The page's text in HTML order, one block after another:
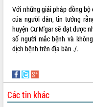
Với những giải pháp đồng
của người dân, tin tưởng
huyện Cư M'gar sẽ đạt được
số người mắc bệnh và
dịch bệnh trên địa bàn ./.
Các tin khác